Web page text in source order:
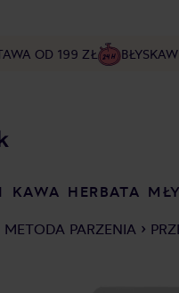
OD 199 ZŁ
KAWA HERBATA
METODA PARZENIA